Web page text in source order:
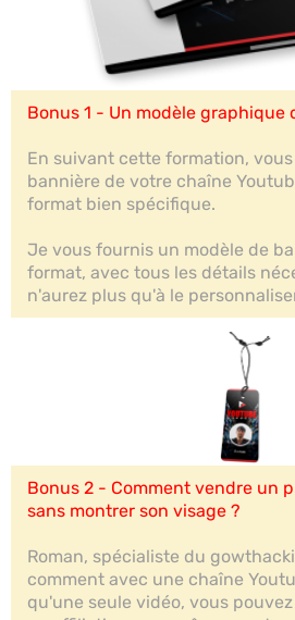
Bonus 1 - Un modèle graphique
En suivant cette formation,
bannière de votre chaîne
format bien spécifique.
Je vous fournis un modèle de
format, avec tous les détails
n'aurez plus qu'à le
Bonus 2 - Comment vendre un
sans montrer son visage ?
Roman, spécialiste du
comment avec une chaîne
qu'une seule vidéo, vous